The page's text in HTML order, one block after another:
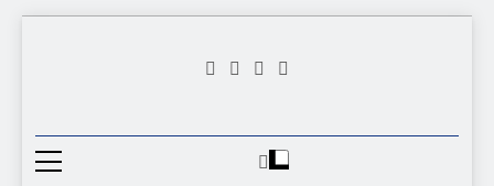
Random
Videojuego Favorito